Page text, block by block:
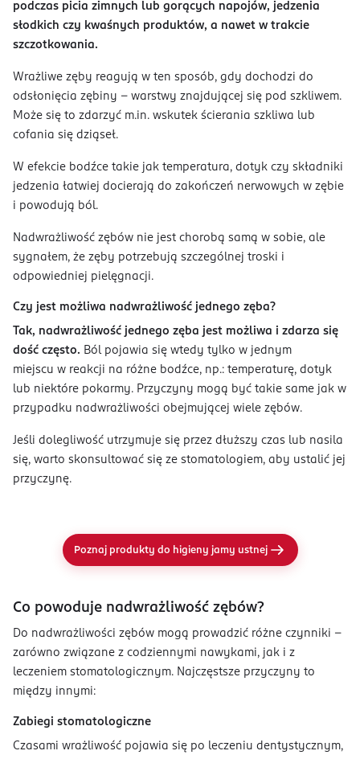
podczas picia zimnych lub gorących napojów, jedzenia
słodkich czy kwaśnych produktów, a nawet w trakcie
szczotkowania.
Wrażliwe zęby reagują w ten sposób, gdy dochodzi do
odsłonięcia zębiny – warstwy znajdującej się pod szkliwem.
Może się to zdarzyć m.in. wskutek ścierania szkliwa lub
cofania się dziąseł.
W efekcie bodźce takie jak temperatura, dotyk czy składniki
jedzenia łatwiej docierają do zakończeń nerwowych w zębie
i powodują ból.
Nadwrażliwość zębów nie jest chorobą samą w sobie, ale
sygnałem, że zęby potrzebują szczególnej troski i
odpowiedniej pielęgnacji.
Czy jest możliwa nadwrażliwość jednego zęba?
Tak, nadwrażliwość jednego zęba jest możliwa i zdarza się
dość często. Ból pojawia się wtedy tylko w jednym
miejscu w reakcji na różne bodźce, np.: temperaturę, dotyk
lub niektóre pokarmy. Przyczyny mogą być takie same jak w
przypadku nadwrażliwości obejmującej wiele zębów.
Jeśli dolegliwość utrzymuje się przez dłuższy czas lub nasila
się, warto skonsultować się ze stomatologiem, aby ustalić jej
przyczynę.
Poznaj produkty do higieny jamy ustnej
Co powoduje nadwrażliwość zębów?
Do nadwrażliwości zębów mogą prowadzić różne czynniki –
zarówno związane z codziennymi nawykami, jak i z
leczeniem stomatologicznym. Najczęstsze przyczyny to
między innymi:
Zabiegi stomatologiczne
Czasami wrażliwość pojawia się po leczeniu dentystycznym,